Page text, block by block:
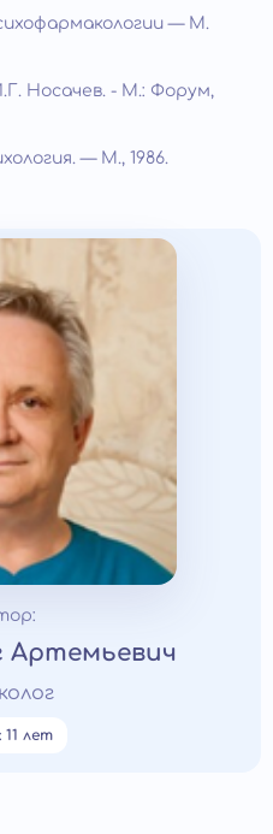
— М.
Носачев. - М.: Форум,
— М., 1986.
Артемьевич
лет